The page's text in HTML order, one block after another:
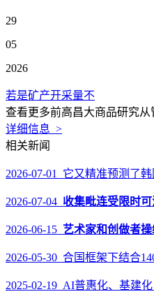
29
05
2026
若是矿产开采量不
查看更多前高昌大商品研究
详细信息 >
相关新闻
2026-07-01 它又精准预测了
2026-07-04 收集毗连受限时
2026-06-15 艺术家和创做者
2026-05-30 合国框架下结合
2025-02-19 AI普惠化、基建